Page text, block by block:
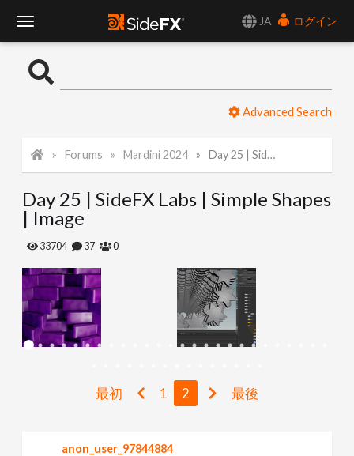
JA
ログイン
o
l
e
N
a
Advanced Search
Forums Mardini 2024 Day 25 | SideFX Labs | Simple Shapes | Image
Day 25 | SideFX Labs | Simple Shapes
| Image
33704 37 0
最初 1 2 最後
anon_user_97844884